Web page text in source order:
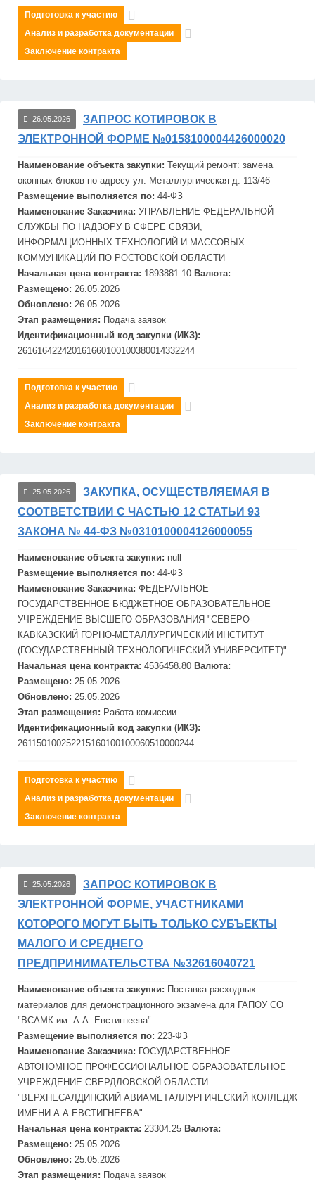
Подготовка к участию
Анализ и разработка документации
Заключение контракта
26.05.2026
ЗАПРОС КОТИРОВОК В
ЭЛЕКТРОННОЙ ФОРМЕ №0158100004426000020
Наименование объекта закупки: Текущий ремонт: замена
оконных блоков по адресу ул. Металлургическая д. 113/46
Размещение выполняется по: 44-ФЗ
Наименование Заказчика: УПРАВЛЕНИЕ ФЕДЕРАЛЬНОЙ
СЛУЖБЫ ПО НАДЗОРУ В СФЕРЕ СВЯЗИ,
ИНФОРМАЦИОННЫХ ТЕХНОЛОГИЙ И МАССОВЫХ
КОММУНИКАЦИЙ ПО РОСТОВСКОЙ ОБЛАСТИ
Начальная цена контракта: 1893881.10 Валюта:
Размещено: 26.05.2026
Обновлено: 26.05.2026
Этап размещения: Подача заявок
Идентификационный код закупки (ИКЗ):
261616422420161660100100380014332244
Подготовка к участию
Анализ и разработка документации
Заключение контракта
25.05.2026
ЗАКУПКА, ОСУЩЕСТВЛЯЕМАЯ В
СООТВЕТСТВИИ С ЧАСТЬЮ 12 СТАТЬИ 93
ЗАКОНА № 44-ФЗ №0310100004126000055
Наименование объекта закупки: null
Размещение выполняется по: 44-ФЗ
Наименование Заказчика: ФЕДЕРАЛЬНОЕ
ГОСУДАРСТВЕННОЕ БЮДЖЕТНОЕ ОБРАЗОВАТЕЛЬНОЕ
УЧРЕЖДЕНИЕ ВЫСШЕГО ОБРАЗОВАНИЯ "СЕВЕРО-
КАВКАЗСКИЙ ГОРНО-МЕТАЛЛУРГИЧЕСКИЙ ИНСТИТУТ
(ГОСУДАРСТВЕННЫЙ ТЕХНОЛОГИЧЕСКИЙ УНИВЕРСИТЕТ)"
Начальная цена контракта: 4536458.80 Валюта:
Размещено: 25.05.2026
Обновлено: 25.05.2026
Этап размещения: Работа комиссии
Идентификационный код закупки (ИКЗ):
261150100252215160100100060510000244
Подготовка к участию
Анализ и разработка документации
Заключение контракта
25.05.2026
ЗАПРОС КОТИРОВОК В
ЭЛЕКТРОННОЙ ФОРМЕ, УЧАСТНИКАМИ
КОТОРОГО МОГУТ БЫТЬ ТОЛЬКО СУБЪЕКТЫ
МАЛОГО И СРЕДНЕГО
ПРЕДПРИНИМАТЕЛЬСТВА №32616040721
Наименование объекта закупки: Поставка расходных
материалов для демонстрационного экзамена для ГАПОУ СО
"ВСАМК им. А.А. Евстигнеева"
Размещение выполняется по: 223-ФЗ
Наименование Заказчика: ГОСУДАРСТВЕННОЕ
АВТОНОМНОЕ ПРОФЕССИОНАЛЬНОЕ ОБРАЗОВАТЕЛЬНОЕ
УЧРЕЖДЕНИЕ СВЕРДЛОВСКОЙ ОБЛАСТИ
"ВЕРХНЕСАЛДИНСКИЙ АВИАМЕТАЛЛУРГИЧЕСКИЙ КОЛЛЕДЖ
ИМЕНИ А.А.ЕВСТИГНЕЕВА"
Начальная цена контракта: 23304.25 Валюта:
Размещено: 25.05.2026
Обновлено: 25.05.2026
Этап размещения: Подача заявок